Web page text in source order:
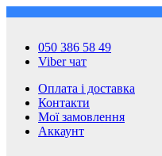
050 386 58 49
Viber чат
Оплата і доставка
Контакти
Мої замовлення
Аккаунт